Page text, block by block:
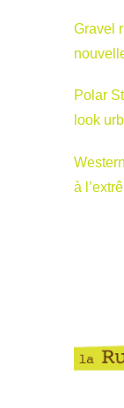
Gravel
Polar
look
à